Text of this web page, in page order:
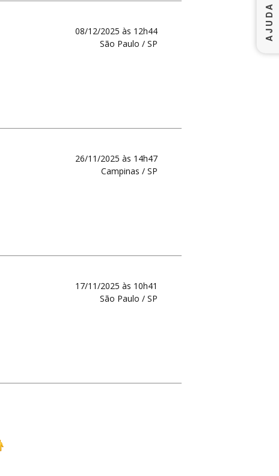
08/12/2025 às 12h44
São Paulo / SP
26/11/2025 às 14h47
Campinas / SP
17/11/2025 às 10h41
São Paulo / SP
AJUDA